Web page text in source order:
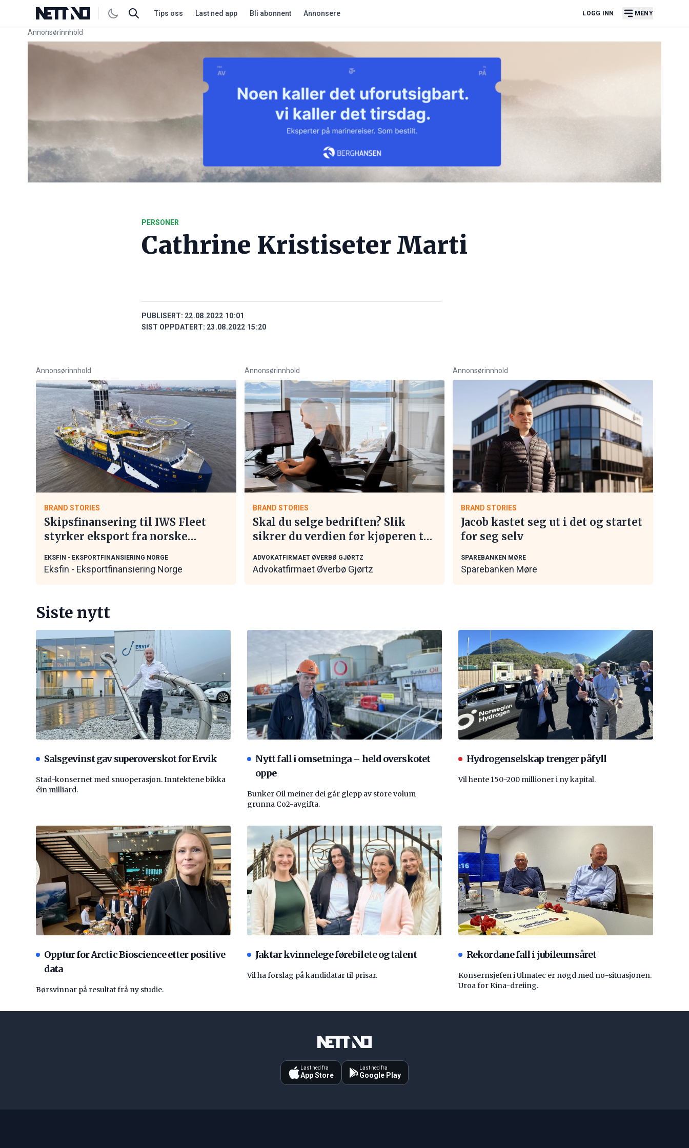
Tips oss Last ned app Bli abonnent Annonsere LOGG INN MENY
Annonsørinnhold
Link for annonse
PERSONER
Cathrine Kristiseter Marti
PUBLISERT: 22.08.2022 10:01
SIST OPPDATERT: 23.08.2022 15:20
Annonsørinnhold
BRAND STORIES
Skipsfinansering til IWS Fleet
styrker eksport fra norske
EKSFIN - EKSPORTFINANSIERING NORGE
Eksfin - Eksportfinansiering Norge
Annonsørinnhold
BRAND STORIES
Skal du selge bedriften? Slik
sikrer du verdien før kjøperen tar
ADVOKATFIRMAET ØVERBØ GJØRTZ
Advokatfirmaet Øverbø Gjørtz
Annonsørinnhold
BRAND STORIES
Jacob kastet seg ut i det og startet
for seg selv
SPAREBANKEN MØRE
Sparebanken Møre
Siste nytt
Salsgevinst gav superoverskot for Ervik
Stad-konsernet med snuoperasjon. Inntektene bikka
éin milliard.
Nytt fall i omsetninga – held overskotet
oppe
Bunker Oil meiner dei går glepp av store volum
grunna Co2-avgifta.
Hydrogenselskap trenger påfyll
Vil hente 150-200 millioner i ny kapital.
Opptur for Arctic Bioscience etter positive
data
Børsvinnar på resultat frå ny studie.
Jaktar kvinnelege førebilete og talent
Vil ha forslag på kandidatar til prisar.
Rekordane fall i jubileumsåret
Konsernsjefen i Ulmatec er nøgd med no-situasjonen.
Uroa for Kina-dreiing.
Last ned fra
App Store
Last ned fra
Google Play